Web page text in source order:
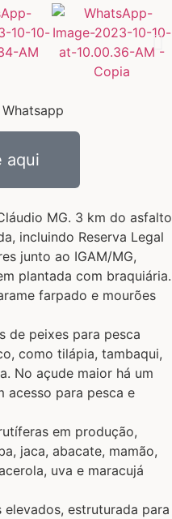
aqui
MG. 3 km do asfalto
incluindo Reserva Legal
junto ao IGAM/MG,
plantada com braquiária.
farpado e mourões
de peixes para pesca
como tilápia, tambaqui,
No açude maior há um
acesso para pesca e
em produção,
jaca, abacate, mamão,
uva e maracujá
estruturada para